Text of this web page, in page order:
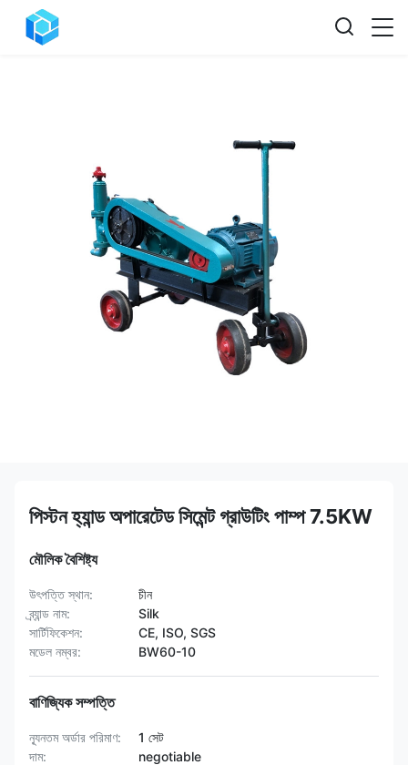
পিস্টন হ্যান্ড অপারেটেড সিমেন্ট গ্রাউটিং পাম্প 7.5KW
মৌলিক বৈশিষ্ট্য
উৎপত্তি স্থান:
চীন
ব্র্যান্ড নাম:
Silk
সার্টিফিকেশন:
CE, ISO, SGS
মডেল নম্বর:
BW60-10
বাণিজ্যিক সম্পত্তি
ন্যূনতম অর্ডার পরিমাণ:
1 সেট
দাম:
negotiable